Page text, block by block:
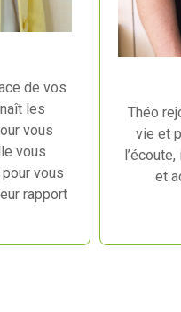
de vos
les
vous
vous
vous
rapport
Théo
vie et
et